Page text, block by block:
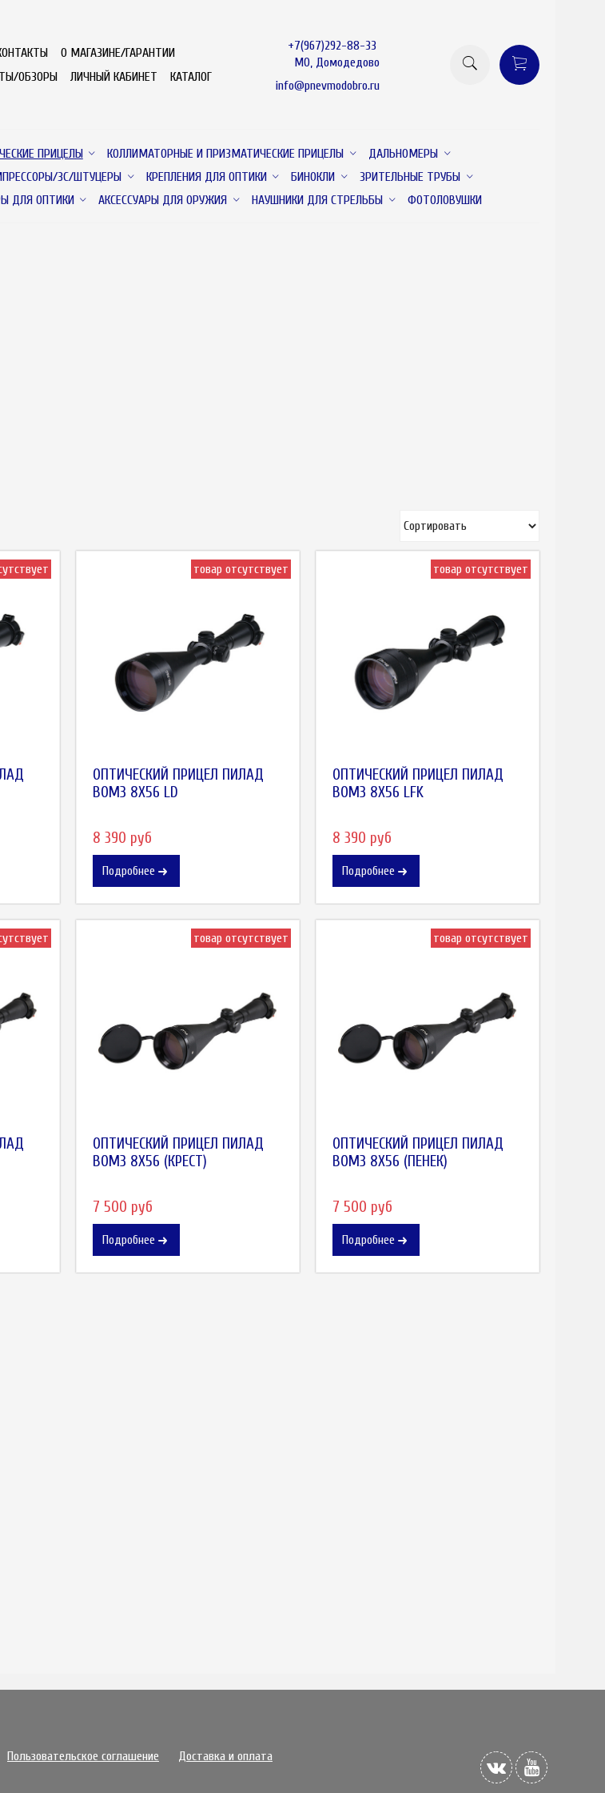
О МАГАЗИНЕ/ГАРАНТИИ
ОБЗОРЫ ЛИЧНЫЙ КАБИНЕТ КАТАЛОГ
+7(967)292-88-33
МО, Домодедово
info@pnevmodobro.ru
ПРИЦЕЛЫ КОЛЛИМАТОРНЫЕ И ПРИЗМАТИЧЕСКИЕ ПРИЦЕЛЫ
ДАЛЬНОМЕРЫ
ЗС/ШТУЦЕРЫ КРЕПЛЕНИЯ ДЛЯ ОПТИКИ БИНОКЛИ
ЗРИТЕЛЬНЫЕ ТРУБЫ
ДЛЯ ОПТИКИ АКСЕССУАРЫ ДЛЯ ОРУЖИЯ НАУШНИКИ ДЛЯ СТРЕЛЬБЫ ФОТОЛОВУШКИ
товар отсутствует
ОПТИЧЕСКИЙ ПРИЦЕЛ ПИЛАД
ВОМЗ 8X56 LD
8 390 руб
Подробнее
товар отсутствует
ОПТИЧЕСКИЙ ПРИЦЕЛ ПИЛАД
ВОМЗ 8Х56 LFK
8 390 руб
Подробнее
товар отсутствует
ОПТИЧЕСКИЙ ПРИЦЕЛ ПИЛАД
ВОМЗ 8X56 (КРЕСТ)
7 500 руб
Подробнее
товар отсутствует
ОПТИЧЕСКИЙ ПРИЦЕЛ ПИЛАД
ВОМЗ 8X56 (ПЕНЕК)
7 500 руб
Подробнее
Пользовательское соглашение
Доставка и оплата